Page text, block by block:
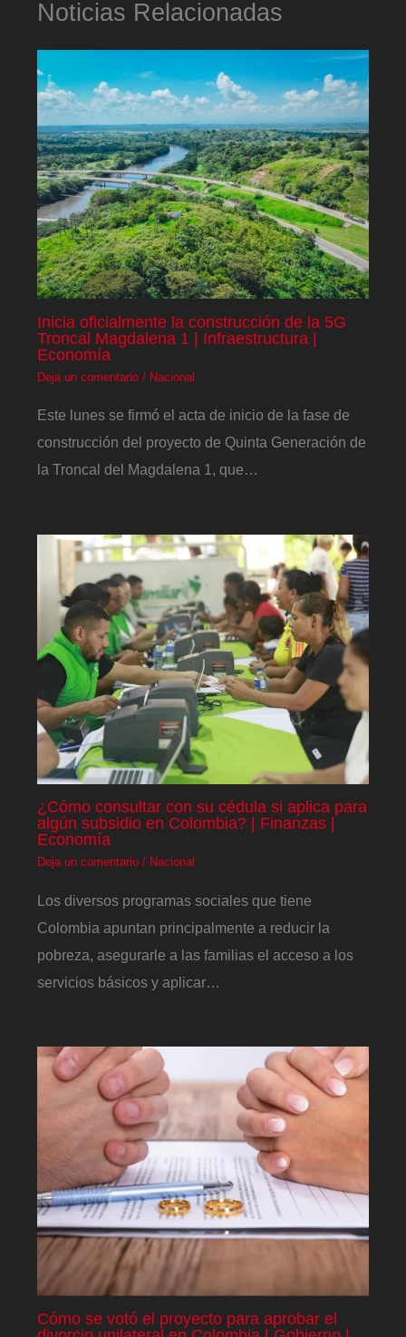
Noticias Relacionadas
Inicia oficialmente la construcción de la 5G
Troncal Magdalena 1 | Infraestructura |
Economía
Deja un comentario / Nacional
Este lunes se firmó el acta de inicio de la fase de
construcción del proyecto de Quinta Generación de
la Troncal del Magdalena 1, que…
¿Cómo consultar con su cédula si aplica para
algún subsidio en Colombia? | Finanzas |
Economía
Deja un comentario / Nacional
Los diversos programas sociales que tiene
Colombia apuntan principalmente a reducir la
pobreza, asegurarle a las familias el acceso a los
servicios básicos y aplicar…
Cómo se votó el proyecto para aprobar el